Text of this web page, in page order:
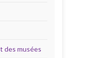
des musées